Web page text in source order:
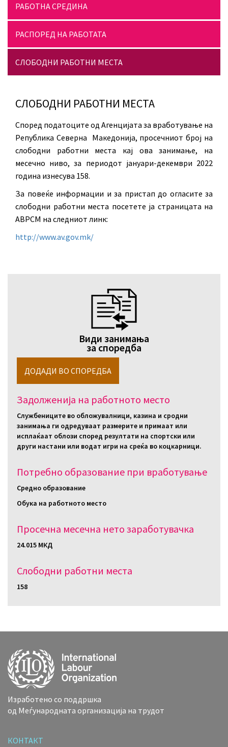
РАБОТНА СРЕДИНА
РАСПОРЕД НА РАБОТАТА
СЛОБОДНИ РАБОТНИ МЕСТА
СЛОБОДНИ РАБОТНИ МЕСТА
Според податоците од Агенцијата за вработување на
Република Северна Македонија, просечниот број на
слободни работни места кај ова занимање, на
месечно ниво, за периодот јануари-декември 2022
година изнесува 158.
За повеќе информации и за пристап до огласите за
слободни работни места посетете ја страницата на
АВРСМ на следниот линк:
http://www.av.gov.mk/
Види занимања
за споредба
Задолженија на работното место
Службениците во обложувалници, казина и сродни
занимања ги одредуваат размерите и примаат или
исплаќаат облози според резултати на спортски или
други настани или водат игри на среќа во коцкарници.
Потребно образование при вработување
Средно образование
Обука на работното место
Просечна месечна нето заработувачка
24.015 МКД
Слободни работни местa
158
Изработено со поддршка
од Меѓународната организација на трудот
КОНТАКТ